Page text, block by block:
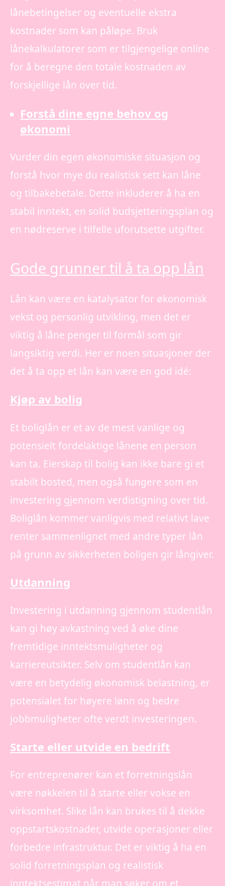
lånebetingelser og eventuelle ekstra
kostnader som kan påløpe. Bruk
lånekalkulatorer som er tilgjengelige online
for å beregne den totale kostnaden av
forskjellige lån over tid.
Forstå dine egne behov og
økonomi
Vurder din egen økonomiske situasjon og
forstå hvor mye du realistisk sett kan låne
og tilbakebetale. Dette inkluderer å ha en
stabil inntekt, en solid budsjetteringsplan og
en nødreserve i tilfelle uforutsette utgifter.
Gode grunner til å ta opp lån
Lån kan være en katalysator for økonomisk
vekst og personlig utvikling, men det er
viktig å låne penger til formål som gir
langsiktig verdi. Her er noen situasjoner der
det å ta opp et lån kan være en god idé:
Kjøp av bolig
Et boliglån er et av de mest vanlige og
potensielt fordelaktige lånene en person
kan ta. Eierskap til bolig kan ikke bare gi et
stabilt bosted, men også fungere som en
investering gjennom verdistigning over tid.
Boliglån kommer vanligvis med relativt lave
renter sammenlignet med andre typer lån
på grunn av sikkerheten boligen gir långiver.
Utdanning
Investering i utdanning gjennom studentlån
kan gi høy avkastning ved å øke dine
fremtidige inntektsmuligheter og
karriereutsikter. Selv om studentlån kan
være en betydelig økonomisk belastning, er
potensialet for høyere lønn og bedre
jobbmuligheter ofte verdt investeringen.
Starte eller utvide en bedrift
For entreprenører kan et forretningslån
være nøkkelen til å starte eller vokse en
virksomhet. Slike lån kan brukes til å dekke
oppstartskostnader, utvide operasjoner eller
forbedre infrastruktur. Det er viktig å ha en
solid forretningsplan og realistisk